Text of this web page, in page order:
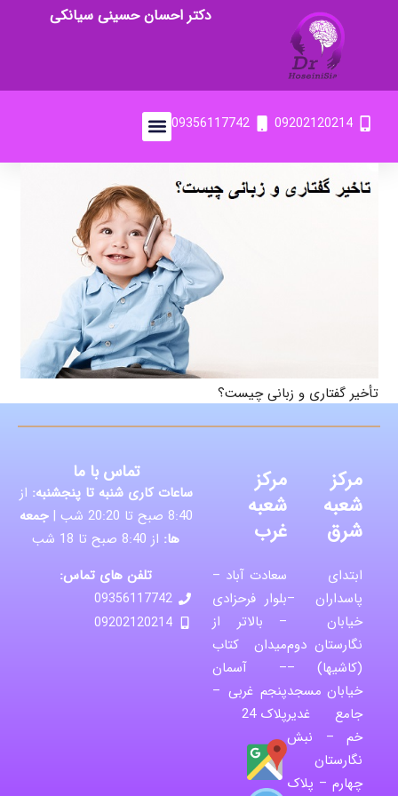
دکتر احسان حسینی سیانکی
09202120214
09356117742
تأخیر گفتاری و زبانی چیست؟
مرکز
شعبه
شرق
ابتدای
پاسداران –
خیابان
نگارستان دوم
(کاشیها) –
خیابان مسجد
جامع غدیر
خم – نبش
نگارستان
چهارم – پلاک
مرکز
شعبه
غرب
سعادت آباد –
بلوار فرحزادی
– بالاتر از
میدان کتاب
– آسمان
پنجم غربی –
پلاک 24
تماس با ما
ساعات کاری شنبه تا پنجشنبه: از
8:40 صبح تا 20:20 شب |
جمعه
ها: از 8:40 صبح تا 18 شب
تلفن های تماس:
09356117742
09202120214